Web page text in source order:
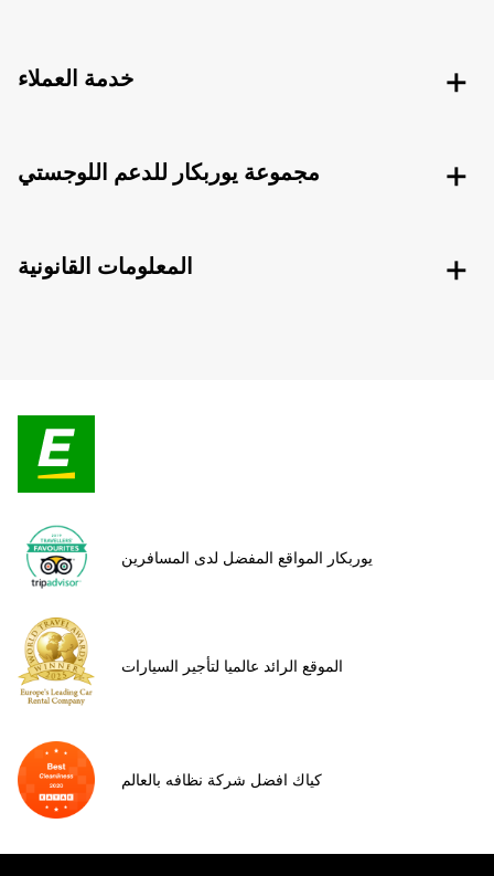
خدمة العملاء
مجموعة يوربكار للدعم اللوجستي
المعلومات القانونية
يوربكار المواقع المفضل لدى المسافرين
الموقع الرائد عالميا لتأجير السيارات
كياك افضل شركة نظافه بالعالم